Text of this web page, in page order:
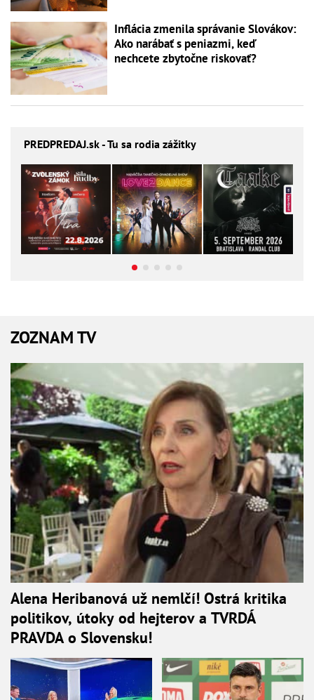
Inflácia zmenila správanie Slovákov:
Ako narábať s peniazmi, keď
nechcete zbytočne riskovať?
PREDPREDAJ.sk - Tu sa rodia zážitky
ZOZNAM TV
Alena Heribanová už nemlčí! Ostrá kritika
politikov, útoky od hejterov a TVRDÁ
PRAVDA o Slovensku!